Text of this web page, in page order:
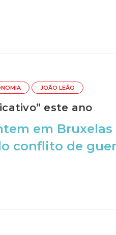
JOÃO LEÃO
este ano
em Bruxelas
conflito de